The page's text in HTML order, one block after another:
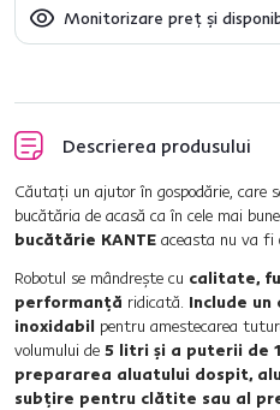
Monitorizare preț și
Descrierea produsului
Căutaţi un ajutor în gospodărie, care
bucătăria de acasă ca în cele mai
bucătărie KANTE aceasta nu va fi
Robotul se mândreşte cu calitate,
performanţă ridicată. Include
inoxidabil pentru amestecarea
volumului de 5 litri şi a puterii de
prepararea aluatului dospit,
subţire pentru clătite sau al